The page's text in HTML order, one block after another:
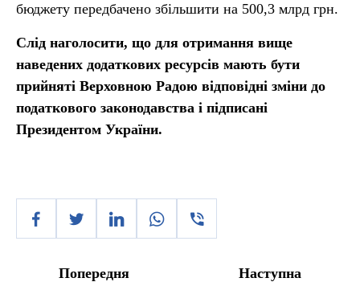
бюджету передбачено збільшити на 500,3 млрд грн.
Слід наголосити, що для отримання вище
наведених додаткових ресурсів мають бути
прийняті Верховною Радою відповідні зміни до
податкового законодавства і підписані
Президентом України.
Попередня Наступна